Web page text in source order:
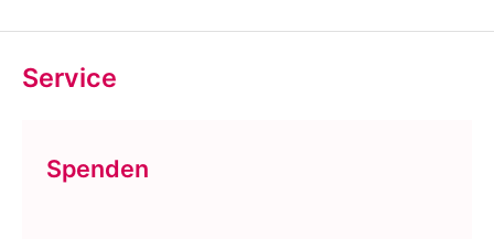
Service
Spenden